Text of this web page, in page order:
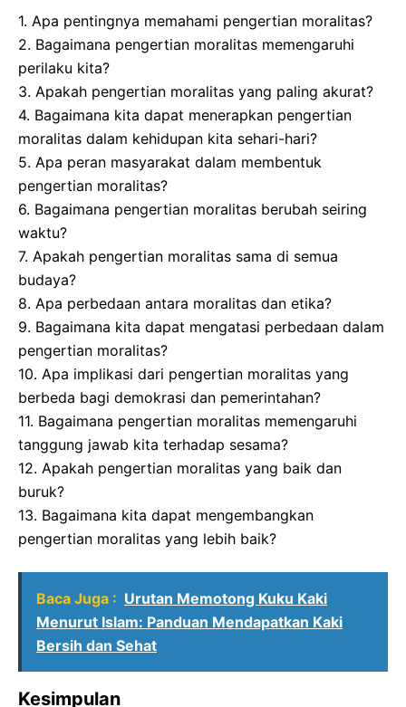
1. Apa pentingnya memahami pengertian moralitas?
2. Bagaimana pengertian moralitas memengaruhi
perilaku kita?
3. Apakah pengertian moralitas yang paling akurat?
4. Bagaimana kita dapat menerapkan pengertian
moralitas dalam kehidupan kita sehari-hari?
5. Apa peran masyarakat dalam membentuk
pengertian moralitas?
6. Bagaimana pengertian moralitas berubah seiring
waktu?
7. Apakah pengertian moralitas sama di semua
budaya?
8. Apa perbedaan antara moralitas dan etika?
9. Bagaimana kita dapat mengatasi perbedaan dalam
pengertian moralitas?
10. Apa implikasi dari pengertian moralitas yang
berbeda bagi demokrasi dan pemerintahan?
11. Bagaimana pengertian moralitas memengaruhi
tanggung jawab kita terhadap sesama?
12. Apakah pengertian moralitas yang baik dan
buruk?
13. Bagaimana kita dapat mengembangkan
pengertian moralitas yang lebih baik?
Baca Juga : Urutan Memotong Kuku Kaki
Menurut Islam: Panduan Mendapatkan Kaki
Bersih dan Sehat
Kesimpulan